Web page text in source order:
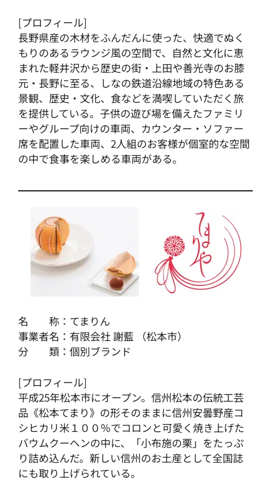
[プロフィール]
長野県産の木材をふんだんに使った、快適でぬく
もりのあるラウンジ風の空間で、自然と文化に恵
まれた軽井沢から歴史の街・上田や善光寺のお膝
元・長野に至る、しなの鉄道沿線地域の特色ある
景観、歴史・文化、食などを満喫していただく旅
を提供している。子供の遊び場を備えたファミリ
ーやグループ向けの車両、カウンター・ソファー
席を配置した車両、2人組のお客様が個室的な空間
の中で食事を楽しめる車両がある。
名 称：てまりん
事業者名：有限会社 謝藍 （松本市）
分 類：個別ブランド
[プロフィール]
平成25年松本市にオープン。信州松本の伝統工芸
品《松本てまり》の形そのままに信州安曇野産コ
シヒカリ米１００％でコロンと可愛く焼き上げた
バウムクーヘンの中に、「小布施の栗」をたっぷ
り詰め込んだ。新しい信州のお土産として全国誌
にも取り上げられている。